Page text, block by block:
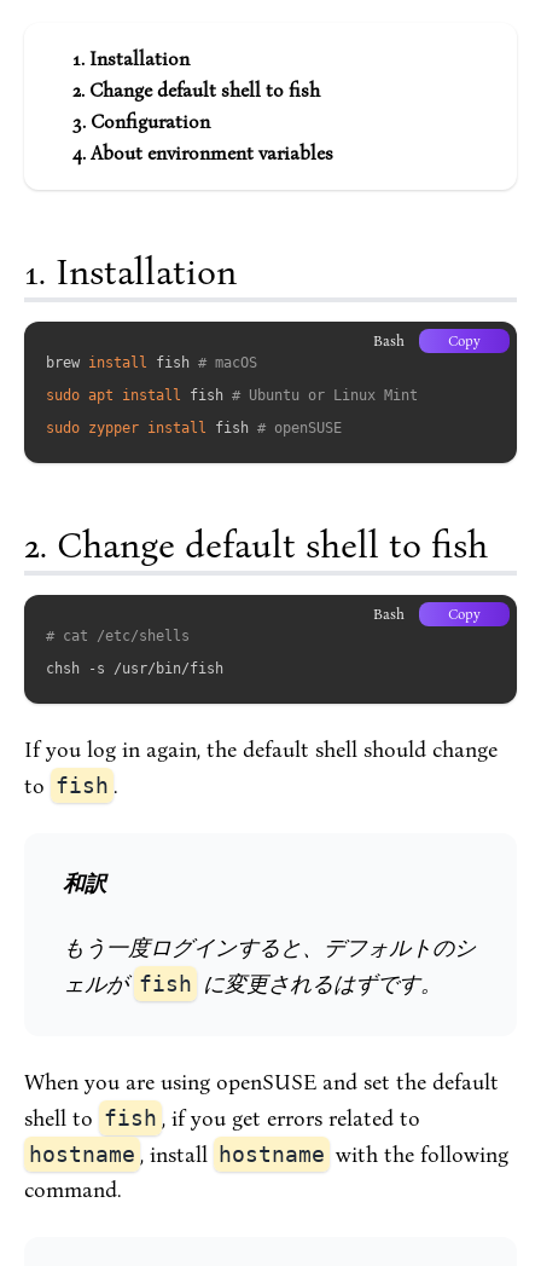
Installation
Change default shell to fish
Configuration
About environment variables
Installation
brew install fish # macOS
sudo apt install fish # Ubuntu or Linux Mint
sudo zypper install fish # openSUSE
Bash Copy
Change default shell to fish
# cat /etc/shells
Bash Copy
If you log in again, the default shell should change
to fish .
和訳
もう一度ログインすると、デフォルトのシ
ェルが fish に変更されるはずです。
When you are using openSUSE and set the default
shell to fish , if you get errors related to
hostname , install hostname with the following
command.